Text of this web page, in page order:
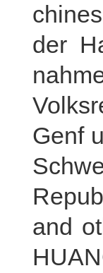
der
Genf
and